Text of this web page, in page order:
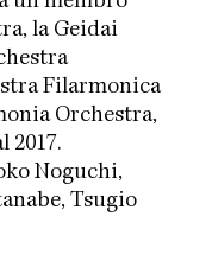
la Geidai
Filarmonica
Orchestra,
2017.
Noguchi,
Tsugio